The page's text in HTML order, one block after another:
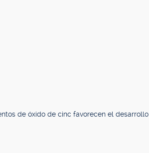
de óxido de cinc favorecen el desarrollo